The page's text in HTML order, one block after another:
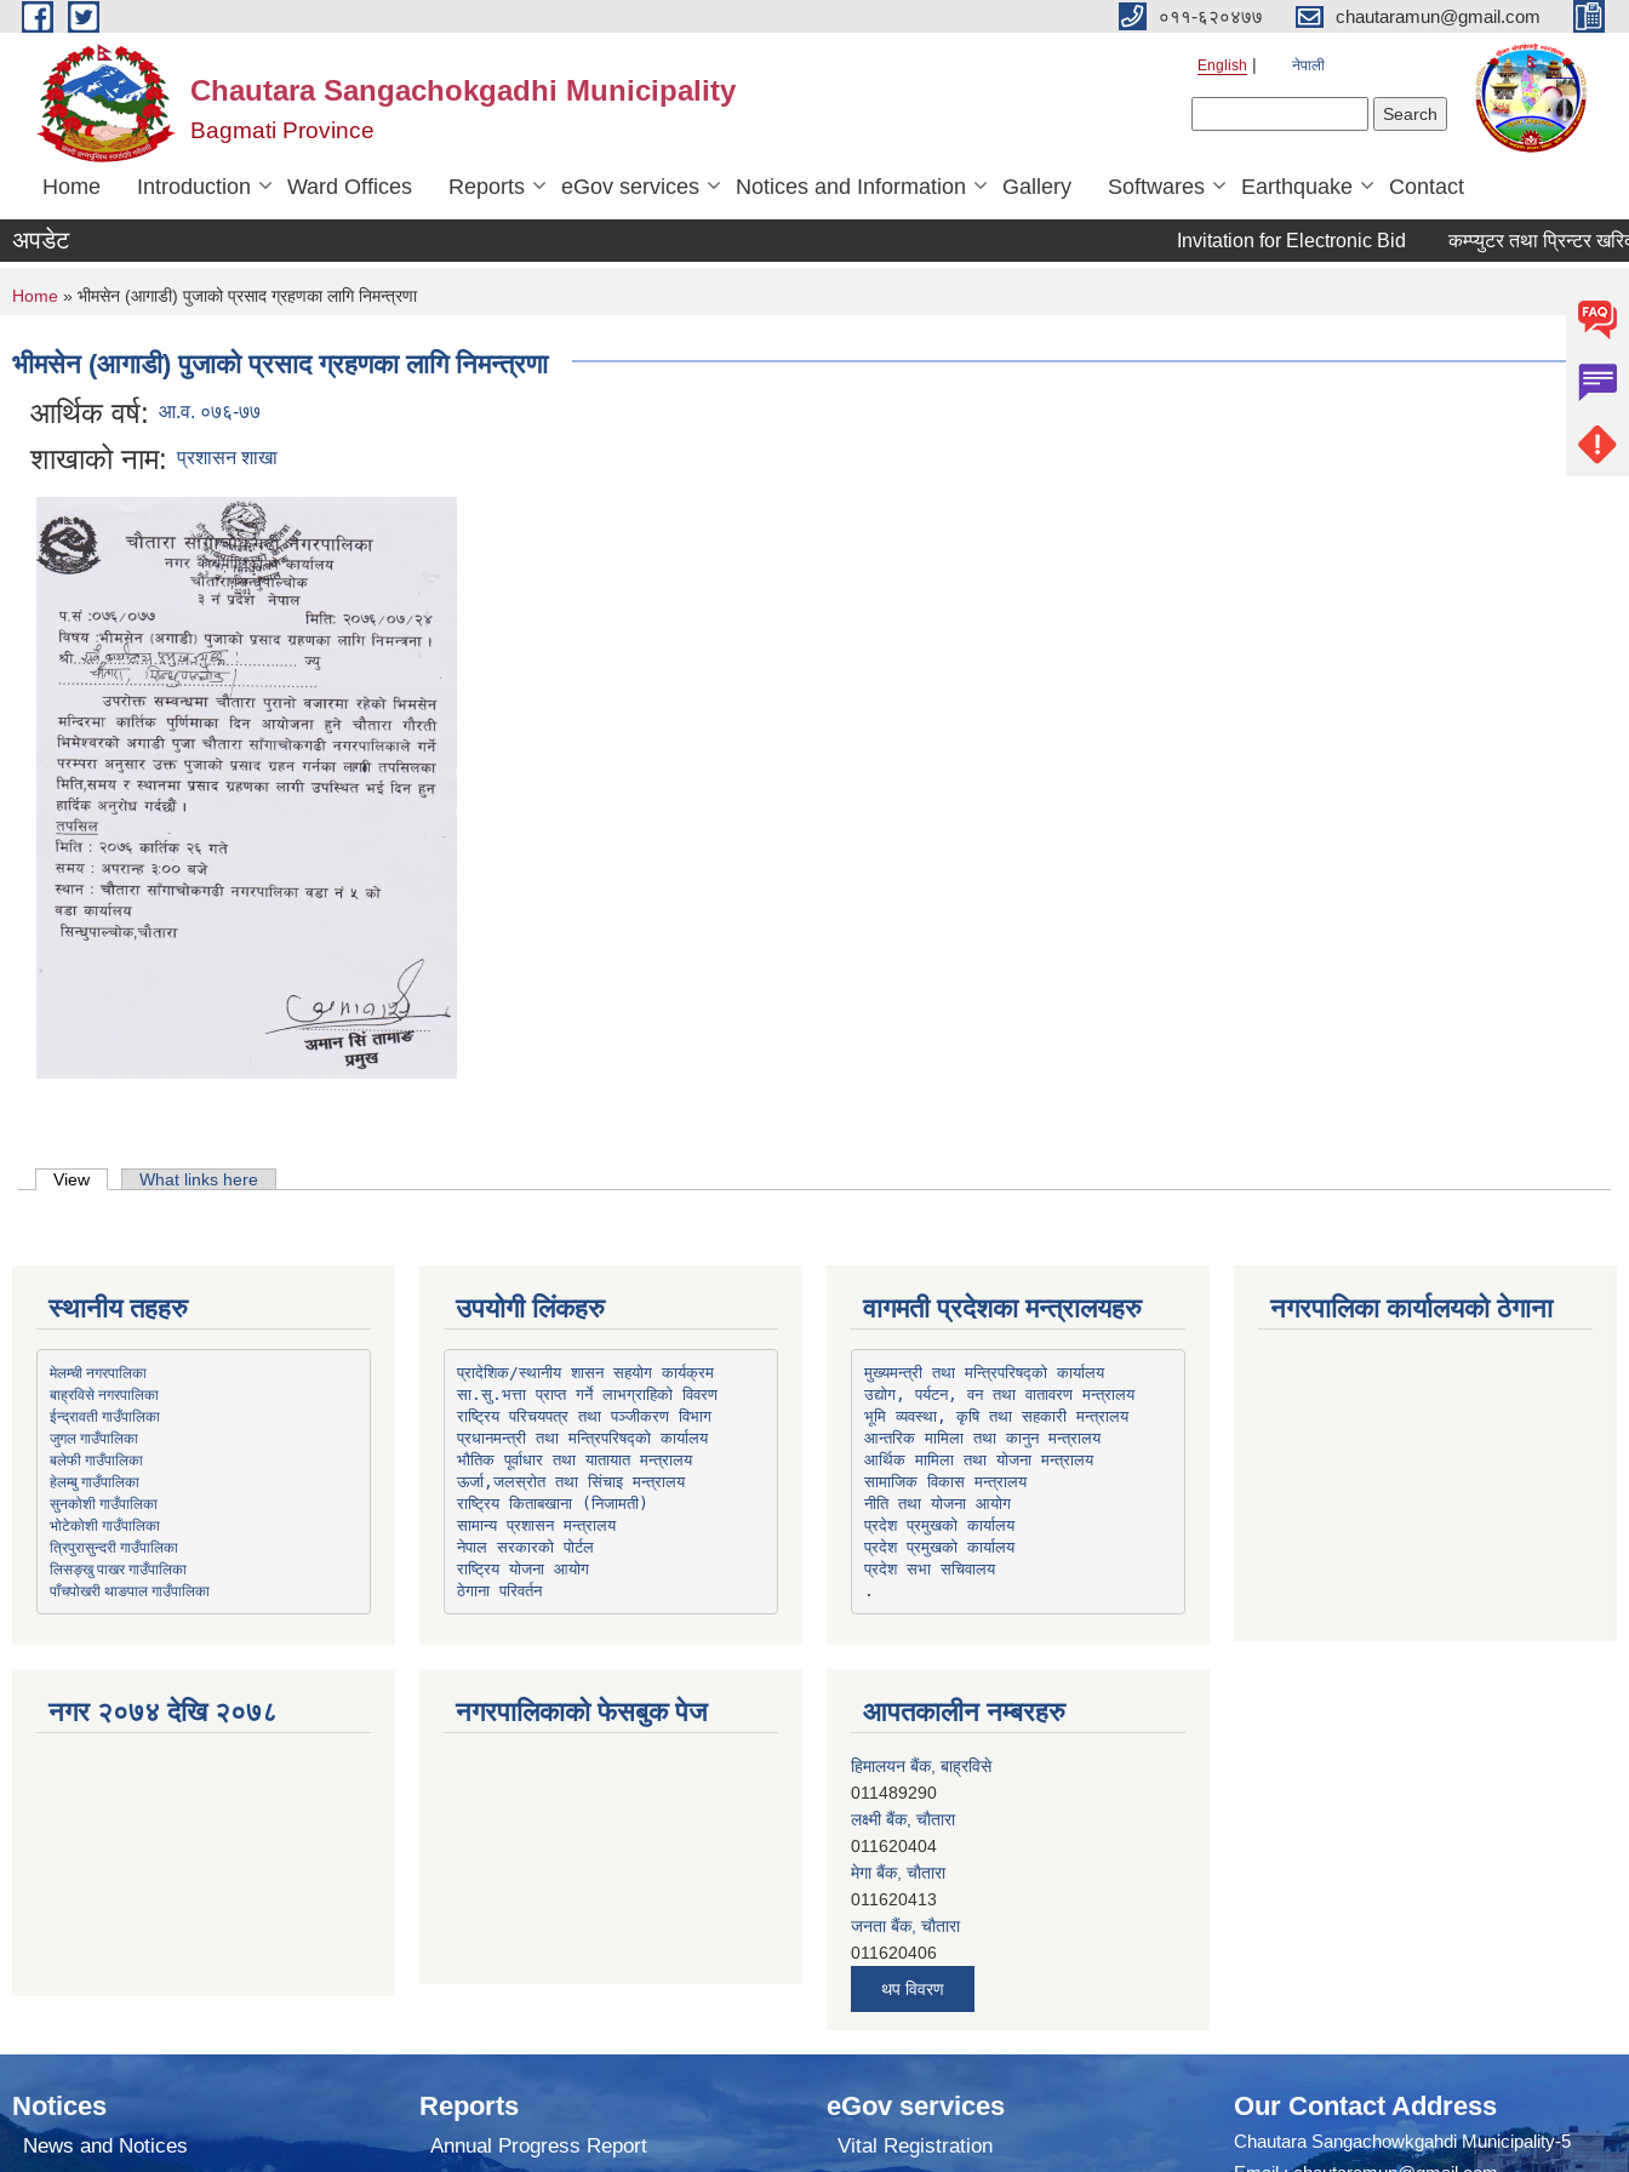
Skip to main content ०११-६२०४७७ chautaramun@gmail.com
Chautara Sangachokgadhi Municipality
Bagmati Province
English नेपाली
Home Introduction Ward Offices Reports eGov services Notices and Information Gallery Softwares Earthquake Contact
अपडेट Invitation for Electronic Bid कम्प्युटर तथा प्रिन्टर खरिद
You are here
Home » भीमसेन (आगाडी) पुजाको प्रसाद ग्रहणका लागि निमन्त्रणा
भीमसेन (आगाडी) पुजाको प्रसाद ग्रहणका लागि निमन्त्रणा
आर्थिक वर्ष: आ.व. ०७६-७७
शाखाको नाम: प्रशासन शाखा
Primary tabs
View (active tab)What links here
स्थानीय तहहरु
मेलम्ची नगरपालिका
बाह्रविसे नगरपालिका
ईन्द्रावती गाउँपालिका
जुगल गाउँपालिका
बलेफी गाउँपालिका
हेलम्बु गाउँपालिका
सुनकोशी गाउँपालिका
भोटेकोशी गाउँपालिका
त्रिपुरासुन्दरी गाउँपालिका
लिसङ्खु पाखर गाउँपालिका
पाँचपोखरी थाङपाल गाउँपालिका
नगर २०७४ देखि २०७८
उपयोगी लिंकहरु
प्रादेशिक/स्थानीय शासन सहयोग कार्यक्रम
सा.सु.भत्ता प्राप्त गर्ने लाभग्राहिको विवरण
राष्ट्रिय परिचयपत्र तथा पञ्‍जीकरण विभाग
प्रधानमन्त्री तथा मन्त्रिपरिषद्को कार्यालय
भौतिक पूर्वाधार तथा यातायात मन्त्रालय
ऊर्जा,जलस्रोत तथा सिंचाइ मन्त्रालय
सामान्य प्रशासन मन्त्रालय
नेपाल सरकारको पोर्टल
राष्ट्रिय योजना आयोग
ठेगाना परिवर्तन
नगरपालिकाको फेसबुक पेज
वागमती प्रदेशका मन्त्रालयहरु
मुख्यमन्त्री तथा मन्त्रिपरिषद्को कार्यालय
उद्योग, पर्यटन, वन तथा वातावरण मन्त्रालय
भूमि व्यवस्था, कृषि तथा सहकारी मन्त्रालय
आन्तरिक मामिला तथा कानुन मन्त्रालय
आर्थिक मामिला तथा योजना मन्त्रालय
सामाजिक विकास मन्त्रालय
नीति तथा योजना आयोग
प्रदेश प्रमुखको कार्यालय
प्रदेश प्रमुखको कार्यालय
प्रदेश सभा सचिवालय
आपतकालीन नम्बरहरु
011489290
लक्ष्मी बैंक, चाैतारा
011620404
मेगा बैंक, चाैतारा
011620413
जनता बैंक, चाैतारा
011620406
देव विकास बैंक, बाह्रविसे
011401005
देव विकास बैंक, जलविरे
नेपाल क्रेडिट एण्ड कमर्स बैंक, चाैतारा
011620402
थप विवरण
नगरपालिका कार्यालयको ठेगाना
Notices
News and Notices
Reports
Annual Progress Report
eGov services
Vital Registration
Our Contact Address
Chautara Sangachowkgahdi Municipality-5